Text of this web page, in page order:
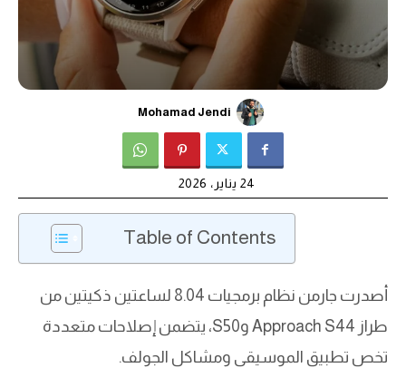
Mohamad Jendi
24 يناير، 2026
Table of Contents
أصدرت جارمن نظام برمجيات 8.04 لساعتين ذكيتين من
طراز Approach S44 وS50، يتضمن إصلاحات متعددة
تخص تطبيق الموسيقى ومشاكل الجولف.